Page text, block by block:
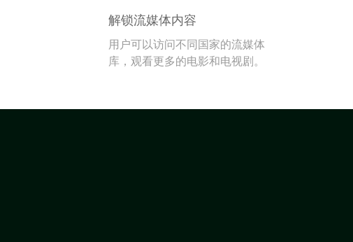
解锁流媒体内容
用户可以访问不同国家的流媒体
库，观看更多的电影和电视剧。